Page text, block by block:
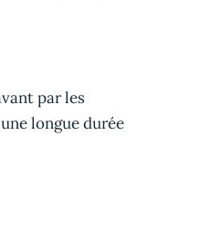
par les
longue durée